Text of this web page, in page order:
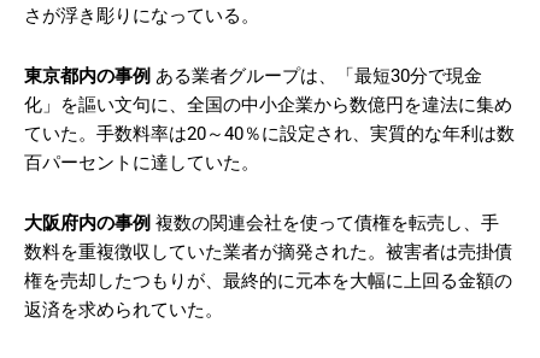
さが浮き彫りになっている。
東京都内の事例 ある業者グループは、「最短30分で現金
化」を謳い文句に、全国の中小企業から数億円を違法に集め
ていた。手数料率は20～40％に設定され、実質的な年利は数
百パーセントに達していた。
大阪府内の事例 複数の関連会社を使って債権を転売し、手
数料を重複徴収していた業者が摘発された。被害者は売掛債
権を売却したつもりが、最終的に元本を大幅に上回る金額の
返済を求められていた。